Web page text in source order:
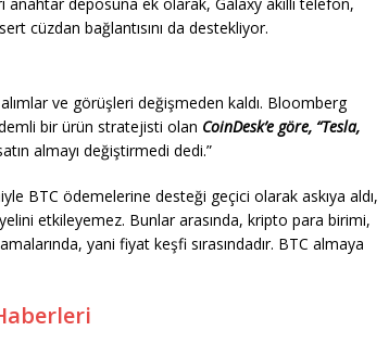
cüzdan bağlantısını da destekliyor.
ve görüşleri değişmeden kaldı. Bloomberg
bir ürün stratejisti olan CoinDesk’e göre, “Tesla,
almayı değiştirmedi dedi.”
BTC ödemelerine desteği geçici olarak askıya aldı,
etkileyemez. Bunlar arasında, kripto para birimi,
yani fiyat keşfi sırasındadır. BTC almaya